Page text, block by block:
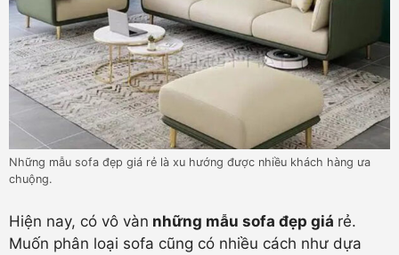
Những mẫu sofa đẹp giá rẻ là xu hướng được nhiều khách hàng ưa
chuộng.
Hiện nay, có vô vàn những mẫu sofa đẹp giá rẻ.
Muốn phân loại sofa cũng có nhiều cách như dựa